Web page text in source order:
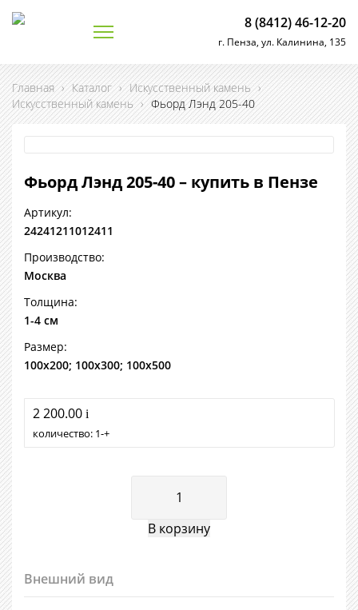
8 (8412) 46-12-20
г. Пенза, ул. Калинина, 135
Главная › Каталог › Искусственный камень ›
Искусственный камень › Фьорд Лэнд 205-40
Фьорд Лэнд 205-40 – купить в Пензе
Артикул:
24241211012411
Производство:
Москва
Толщина:
1-4 см
Размер:
100х200; 100х300; 100х500
2 200.00 i
количество: 1 +
Внешний вид